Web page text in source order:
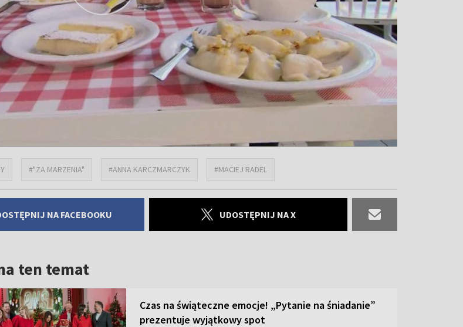
#"ZA MARZENIA" #ANNA KARCZMARCZYK #MACIEJ RADEL
NA FACEBOOKU UDOSTĘPNIJ NA X
ten temat
Czas na świąteczne emocje! „Pytanie na śniadanie”
prezentuje wyjątkowy spot